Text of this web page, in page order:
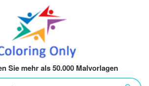
Sie mehr als 50.000 Malvorlagen